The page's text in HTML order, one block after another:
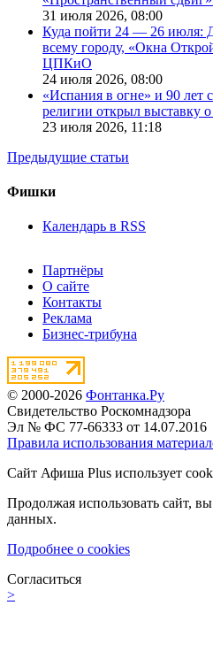
31 июля 2026, 08:00
Куда пойти 24 — 26 июля:
всему городу, «Окна
ЦПКиО
24 июля 2026, 08:00
«Испания в огне» и 90 лет
религии открыл выставку
23 июля 2026, 11:18
Предыдущие статьи
Фишки
Календарь в RSS
Партнёры
О сайте
Контакты
Реклама
Бизнес-трибуна
© 2000-2026 Фонтанка.Ру
Свидетельство Роскомнадзора
Эл № ФС 77-66333 от 14.07.2016
Правила использования
Сайт Афиша Plus использует
Продолжая использовать сайт,
данных.
Подробнее о cookies
Согласиться
>